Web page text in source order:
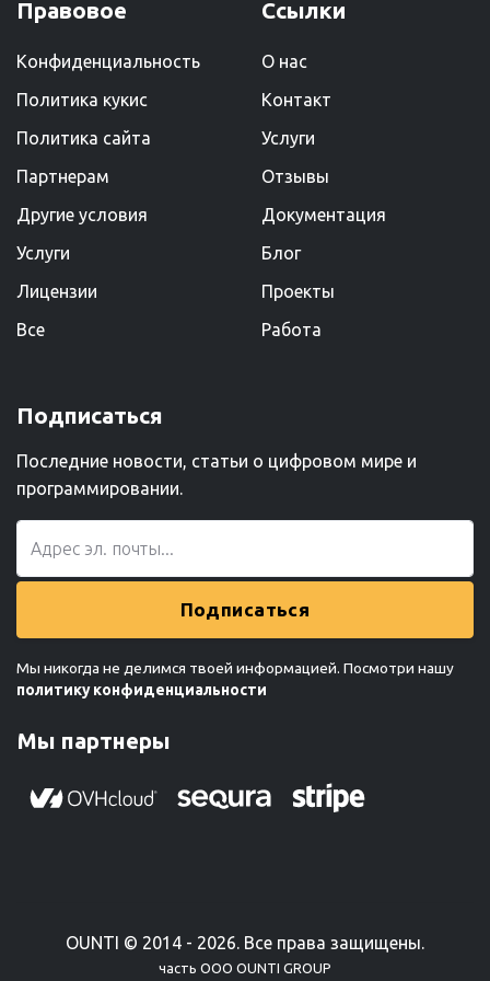
Правовое
Конфиденциальность
Политика кукис
Политика сайта
Партнерам
Другие условия
Услуги
Лицензии
Все
Ссылки
О нас
Kонтакт
Услуги
Отзывы
Документация
Блог
Проекты
Работа
Подписаться
Последние новости, статьи о цифровом мире и
программировании.
Подписаться
Мы никогда не делимся твоей информацией. Посмотри нашу
политику конфиденциальности
Мы партнеры
OUNTI © 2014 - 2026. Все права защищены.
часть ООО OUNTI GROUP